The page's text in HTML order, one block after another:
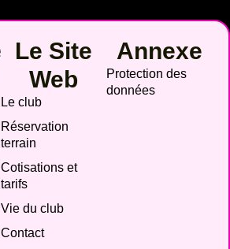
Le Site
Web
Le club
Réservation
terrain
Cotisations et
tarifs
Vie du club
Contact
Annexe
Protection des
données